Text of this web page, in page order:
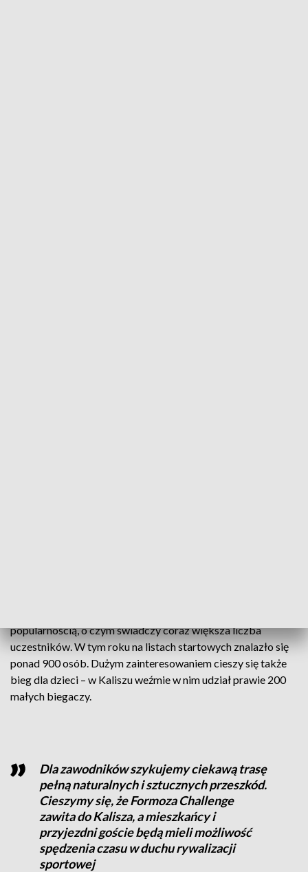
popularnością, o czym świadczy coraz większa liczba
uczestników. W tym roku na listach startowych znalazło się
ponad 900 osób. Dużym zainteresowaniem cieszy się także
bieg dla dzieci – w Kaliszu weźmie w nim udział prawie 200
małych biegaczy.
Dla zawodników szykujemy ciekawą trasę
pełną naturalnych i sztucznych przeszkód.
Cieszymy się, że Formoza Challenge
zawita do Kalisza, a mieszkańcy i
przyjezdni goście będą mieli możliwość
spędzenia czasu w duchu rywalizacji
sportowej